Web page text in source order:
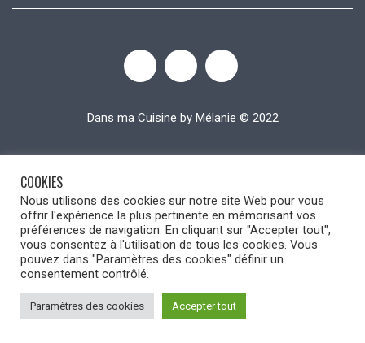
Dans ma Cuisine by Mélanie © 2022
COOKIES
Nous utilisons des cookies sur notre site Web pour vous
offrir l'expérience la plus pertinente en mémorisant vos
préférences de navigation. En cliquant sur "Accepter tout",
vous consentez à l'utilisation de tous les cookies. Vous
pouvez dans "Paramètres des cookies" définir un
consentement contrôlé.
Paramètres des cookies Accepter tout